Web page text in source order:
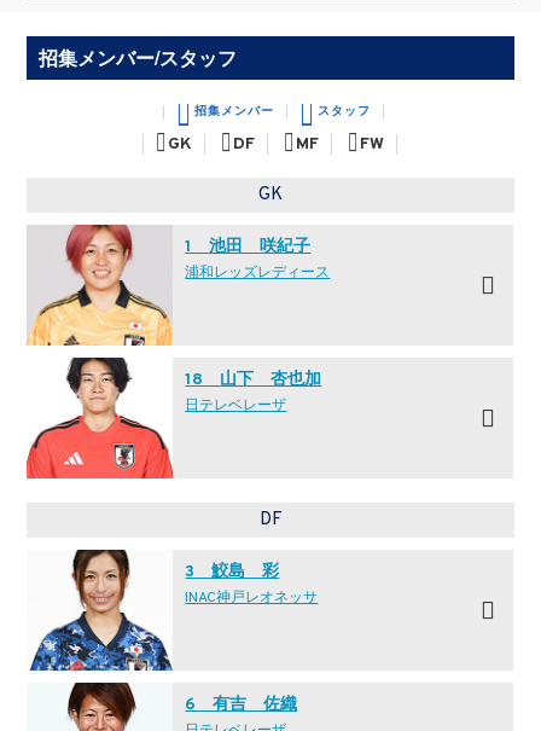
招集メンバー/スタッフ
招集メンバー スタッフ
GK DF MF FW
GK
1 池田 咲紀子
浦和レッズレディース
18 山下 杏也加
日テレ·ベレーザ
DF
3 鮫島 彩
INAC神戸レオネッサ
6 有吉 佐織